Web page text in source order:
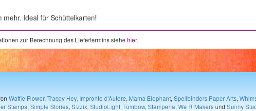
Ideal für Schüttelkarten!
zur Berechnung des Liefertermins siehe hier.
Waffle Flower, Tracey Hey, Impronte d'Autore, Mama Elephant, Spellbinders Paper Arts,
Stamps, Simple Stories, Sizzix, StudioLight, Tombow, Stamperia, We R Makersund Sunny